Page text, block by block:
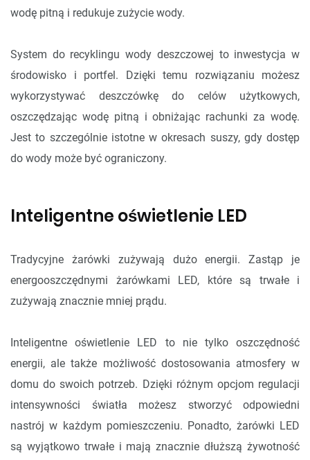
wodę pitną i redukuje zużycie wody.
System do recyklingu wody deszczowej to inwestycja w
środowisko i portfel. Dzięki temu rozwiązaniu możesz
wykorzystywać deszczówkę do celów użytkowych,
oszczędzając wodę pitną i obniżając rachunki za wodę.
Jest to szczególnie istotne w okresach suszy, gdy dostęp
do wody może być ograniczony.
Inteligentne oświetlenie LED
Tradycyjne żarówki zużywają dużo energii. Zastąp je
energooszczędnymi żarówkami LED, które są trwałe i
zużywają znacznie mniej prądu.
Inteligentne oświetlenie LED to nie tylko oszczędność
energii, ale także możliwość dostosowania atmosfery w
domu do swoich potrzeb. Dzięki różnym opcjom regulacji
intensywności światła możesz stworzyć odpowiedni
nastrój w każdym pomieszczeniu. Ponadto, żarówki LED
są wyjątkowo trwałe i mają znacznie dłuższą żywotność